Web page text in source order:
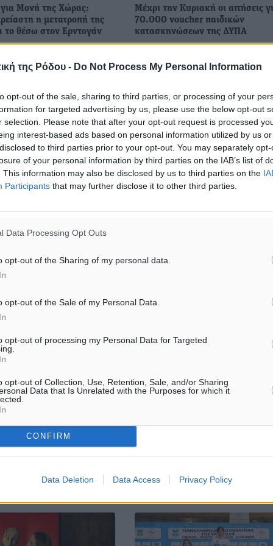
της Ρόδου - Do Not Process My Personal Information
opt-out of the sale, sharing to third parties, or processing of your
for targeted advertising by us, please use the below opt-out
selection. Please note that after your opt-out request is processed
interest-based ads based on personal information utilized by us
to third parties prior to your opt-out. You may separately
of your personal information by third parties on the IAB’s list of
This information may also be disclosed by us to third parties on the
Participants that may further disclose it to other third parties.
Data Processing Opt Outs
opt-out of the Sharing of my personal data.
opt-out of the Sale of my Personal Data.
opt-out of processing my Personal Data for Targeted
opt-out of Collection, Use, Retention, Sale, and/or Sharing
Data that Is Unrelated with the Purposes for which it
CONFIRM
Data Deletion Data Access Privacy Policy
Μονή της Χώρας:
η μετατροπή της
το θέσω στον Ερντογάν
Χώρας σε
την Πρόεδρο της
κατά την καθιερωμένη
στο ...
Μέχρι την Κυριακή οι αιτήσεις
70.000 voucher παιδικών
κατασκηνώσεων της ΔΥΠΑ
υποβολή ηλεκτρονικών αιτήσεων
συμμετοχή στο «Πρόγραμμα
Παιδιών σε Παιδικές
έτους 2024» της ...
08.05.24, 17:13
παραβάσεων κατά το
2024
2.943 παραβάσεις Η
Αστυνομική
Αιγαίου δημοσιεύει
τροχαίων
Το 2ο Πειραματικό σχολείο
συντονιστή τον πρόεδρο του
και Διδάκτορα κύριο Δημήτρη
08.05.24, 17:01